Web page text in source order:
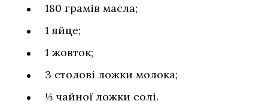
180 грамів масла;
1 яйце;
1 жовток;
3 столові ложки молока;
⅓ чайної ложки солі.